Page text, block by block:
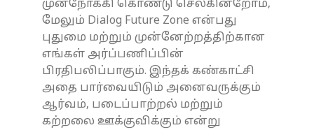
முன்நோக்கி கொண்டு செல்கின்றோம்,
மேலும் Dialog Future Zone என்பது
புதுமை மற்றும் முன்னேற்றத்திற்கான
எங்கள் அர்ப்பணிப்பின்
பிரதிபலிப்பாகும். இந்தக் கண்காட்சி
அதை பார்வையிடும் அனைவருக்கும்
ஆர்வம், படைப்பாற்றல் மற்றும்
கற்றலை ஊக்குவிக்கும் என்று